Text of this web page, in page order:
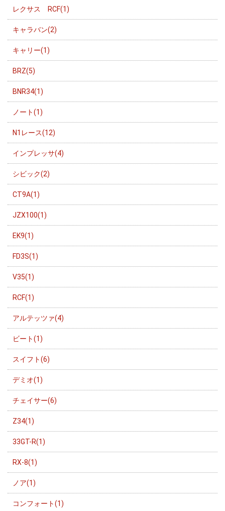
レクサス RCF(1)
キャラバン(2)
キャリー(1)
BRZ(5)
BNR34(1)
ノート(1)
N1レース(12)
インプレッサ(4)
シビック(2)
CT9A(1)
JZX100(1)
EK9(1)
FD3S(1)
V35(1)
RCF(1)
アルテッツァ(4)
ビート(1)
スイフト(6)
デミオ(1)
チェイサー(6)
Z34(1)
33GT-R(1)
RX-8(1)
ノア(1)
コンフォート(1)